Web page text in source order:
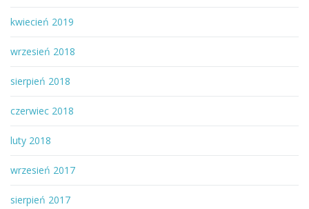
kwiecień 2019
wrzesień 2018
sierpień 2018
czerwiec 2018
luty 2018
wrzesień 2017
sierpień 2017